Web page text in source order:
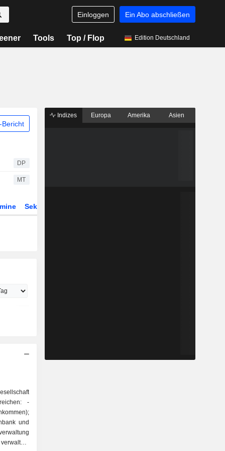
Einloggen Ein Abo abschließen
Tools Top / Flop Edition Deutschland
Bericht
DP
MT
Sektor
-
Indizes Europa Amerika Asien